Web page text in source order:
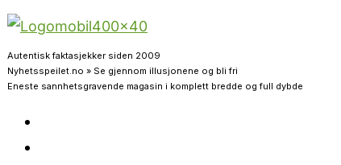
Autentisk faktasjekker siden 2009
Nyhetsspeilet.no » Se gjennom illusjonene og bli fri
Eneste sannhetsgravende magasin i komplett bredde og full dybde